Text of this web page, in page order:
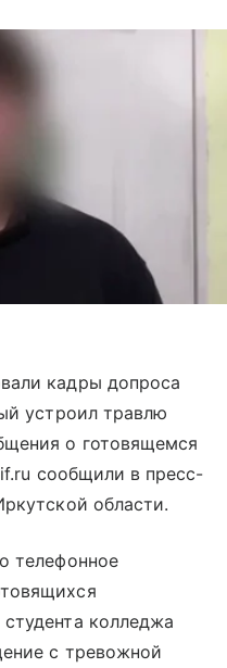
кадры допроса
устроил травлю
о готовящемся
сообщили в пресс-
области.
телефонное
колледжа
с тревожной